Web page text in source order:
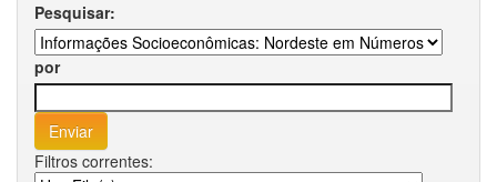
Pesquisar:
por
Filtros correntes: